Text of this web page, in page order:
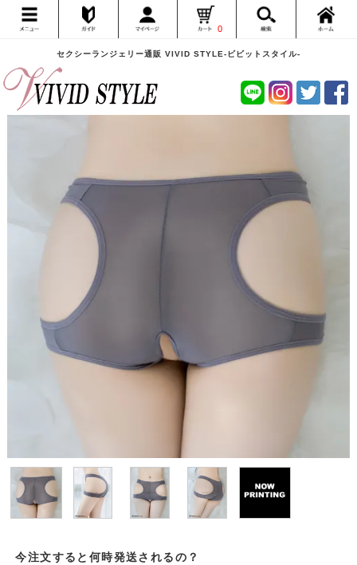
セクシーランジェリー通販 VIVID STYLE-ビビットスタイル-
0
今注文すると何時発送されるの？